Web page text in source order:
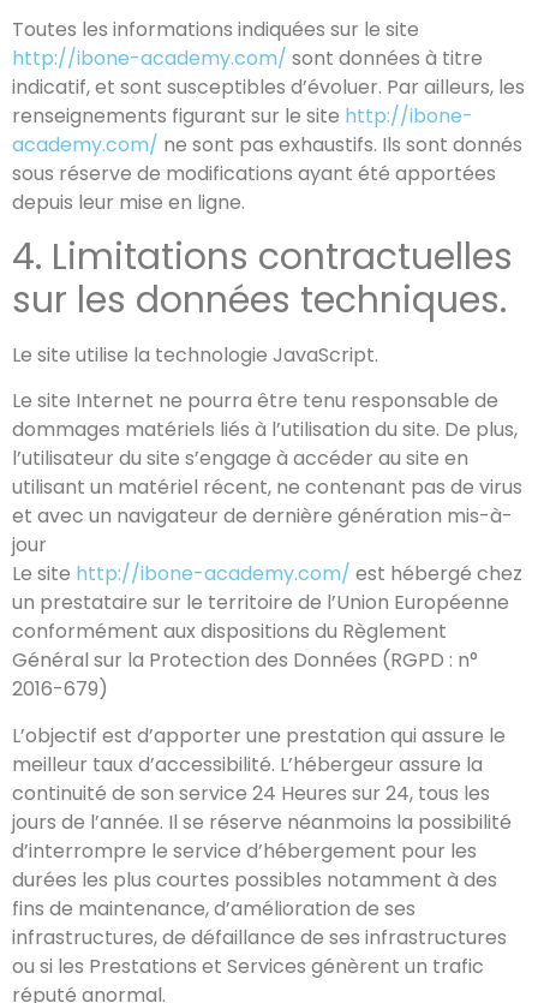
Toutes les informations indiquées sur le site
http://ibone-academy.com/ sont données à titre
indicatif, et sont susceptibles d’évoluer. Par ailleurs, les
renseignements figurant sur le site http://ibone-
academy.com/ ne sont pas exhaustifs. Ils sont donnés
sous réserve de modifications ayant été apportées
depuis leur mise en ligne.
4. Limitations contractuelles
sur les données techniques.
Le site utilise la technologie JavaScript.
Le site Internet ne pourra être tenu responsable de
dommages matériels liés à l’utilisation du site. De plus,
l’utilisateur du site s’engage à accéder au site en
utilisant un matériel récent, ne contenant pas de virus
et avec un navigateur de dernière génération mis-à-
jour
Le site http://ibone-academy.com/ est hébergé chez
un prestataire sur le territoire de l’Union Européenne
conformément aux dispositions du Règlement
Général sur la Protection des Données (RGPD : n°
2016-679)
L’objectif est d’apporter une prestation qui assure le
meilleur taux d’accessibilité. L’hébergeur assure la
continuité de son service 24 Heures sur 24, tous les
jours de l’année. Il se réserve néanmoins la possibilité
d’interrompre le service d’hébergement pour les
durées les plus courtes possibles notamment à des
fins de maintenance, d’amélioration de ses
infrastructures, de défaillance de ses infrastructures
ou si les Prestations et Services génèrent un trafic
réputé anormal.